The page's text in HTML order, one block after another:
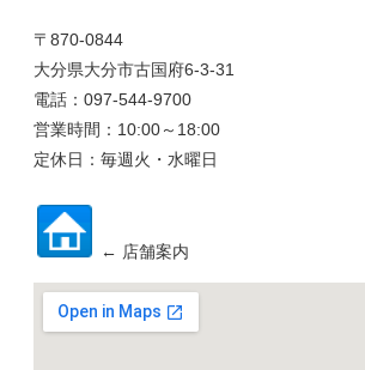
〒870-0844
大分県大分市古国府6-3-31
電話：097-544-9700
営業時間：10:00～18:00
定休日：毎週火・水曜日
← 店舗案内